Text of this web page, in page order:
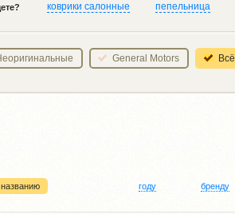
коврики салонные пепельница
General Motors Всё
названию году бренду